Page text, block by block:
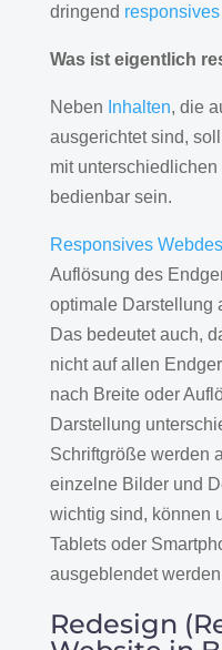
dringend
Was ist eigentlich
Neben Inhalten, die
ausgerichtet sind,
mit
bedienbar sein.
Responsives
Auflösung des
optimale Darstellung
Das bedeutet auch,
nicht auf allen
nach Breite oder
Darstellung
Schriftgröße werden
einzelne Bilder und
wichtig sind, können
Tablets oder
ausgeblendet
Redesign